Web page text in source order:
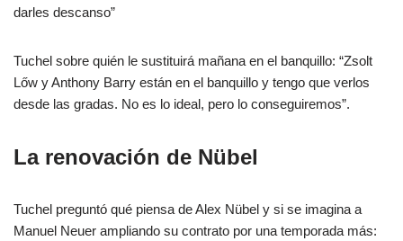
darles descanso”
Tuchel sobre quién le sustituirá mañana en el banquillo: “Zsolt
Lőw y Anthony Barry están en el banquillo y tengo que verlos
desde las gradas. No es lo ideal, pero lo conseguiremos”.
La renovación de Nübel
Tuchel preguntó qué piensa de Alex Nübel y si se imagina a
Manuel Neuer ampliando su contrato por una temporada más: